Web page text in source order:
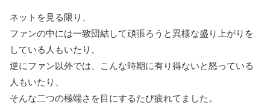
ネットを見る限り、
ファンの中には一致団結して頑張ろうと異様な盛り上がりを
している人もいたり、
逆にファン以外では、こんな時期に有り得ないと怒っている
人もいたり、
そんな二つの極端さを目にするたび疲れてました。